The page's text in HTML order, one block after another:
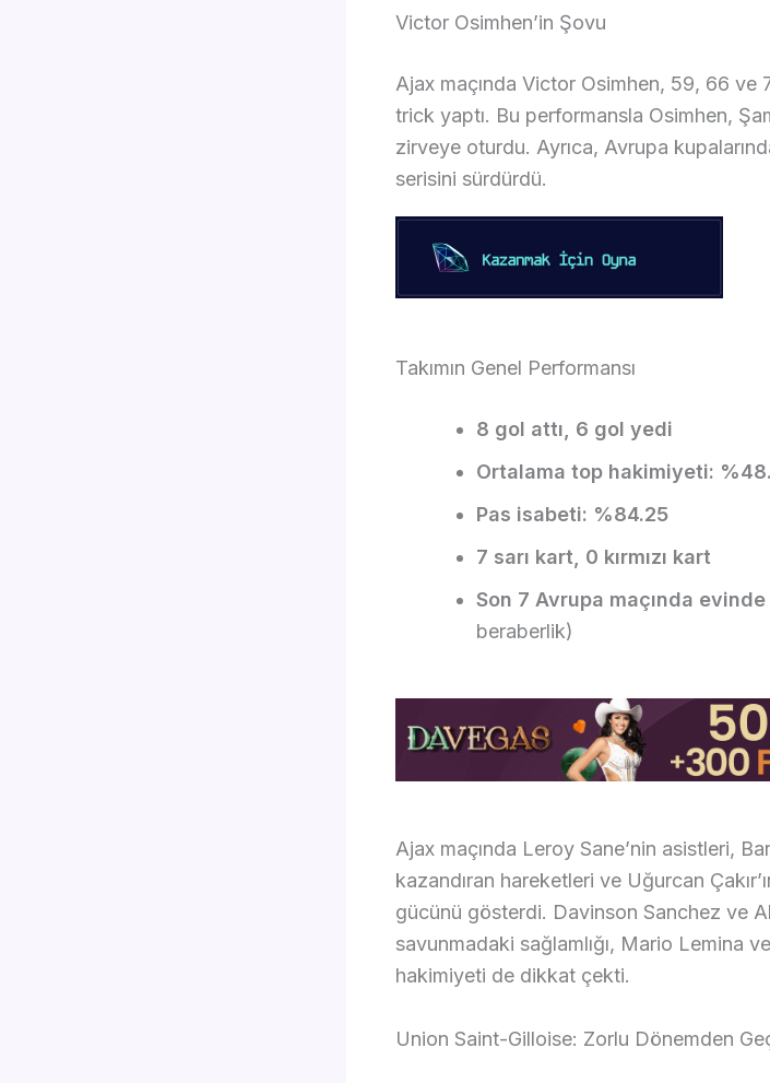
Victor Osimhen’in Şovu
Ajax maçında Victor Osimhen, 59, 66 ve
trick yaptı. Bu performansla Osimhen,
zirveye oturdu. Ayrıca, Avrupa
serisini sürdürdü.
Takımın Genel Performansı
8 gol attı, 6 gol yedi
Ortalama top hakimiyeti:
Pas isabeti: %84.25
7 sarı kart, 0 kırmızı kart
Son 7 Avrupa maçında
beraberlik)
Ajax maçında Leroy Sane’nin asistleri,
kazandıran hareketleri ve Uğurcan
gücünü gösterdi. Davinson Sanchez ve
savunmadaki sağlamlığı, Mario Lemina
hakimiyeti de dikkat çekti.
Union Saint-Gilloise: Zorlu Dönemden